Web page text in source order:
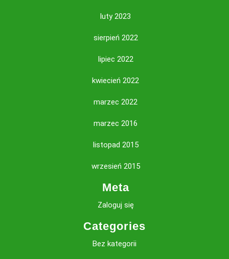
luty 2023
sierpień 2022
lipiec 2022
kwiecień 2022
marzec 2022
marzec 2016
listopad 2015
wrzesień 2015
Meta
Zaloguj się
Categories
Bez kategorii